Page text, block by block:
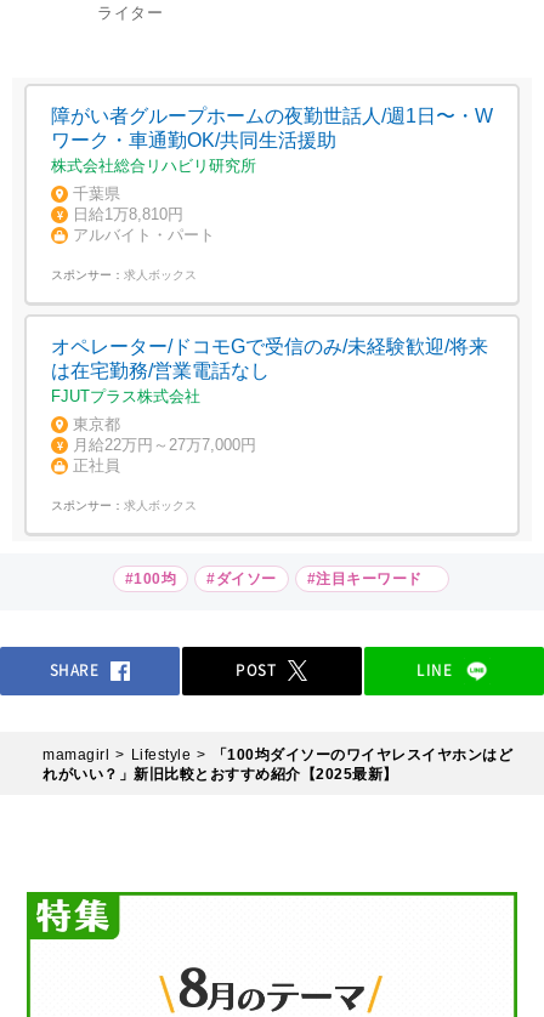
ライター
障がい者グループホームの夜勤世話人/週1日〜・W
ワーク・車通勤OK/共同生活援助
株式会社総合リハビリ研究所
千葉県
日給1万8,810円
アルバイト・パート
スポンサー： 求人ボックス
オペレーター/ドコモGで受信のみ/未経験歓迎/将来
は在宅勤務/営業電話なし
FJUTプラス株式会社
東京都
月給22万円～27万7,000円
正社員
スポンサー： 求人ボックス
#100均 #ダイソー #注目キーワード
SHARE POST LINE
mamagirl Lifestyle
「100均ダイソーのワイヤレスイヤホンはど
れがいい？」新旧比較とおすすめ紹介【2025最新】